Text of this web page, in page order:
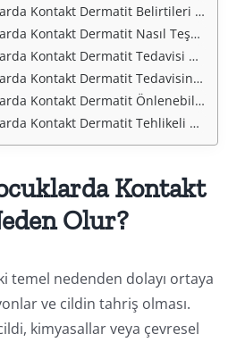
Kontakt Dermatit Belirtileri Nelerdir?
Kontakt Dermatit Nasıl Teşhis Edilir?
Dermatit Tedavisi Nasıl Yapılır?
Dermatit Tedavisinde Doğal Yöntemler
Kontakt Dermatit Önlenebilir Mi?
Kontakt Dermatit Tehlikeli Mi?
Kontakt
Olur?
temel nedenden dolayı ortaya
ve cildin tahriş olması.
kimyasallar veya çevresel